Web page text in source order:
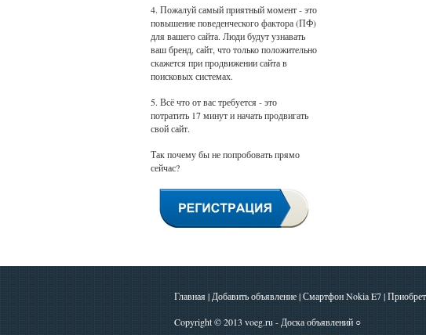
4. Пожалуй самый приятный момент - это
повышение поведенческого фактора (ПФ)
для вашего сайта. Люди будут узнавать
ваш бренд, сайт, что только положительно
скажется при продвижении сайта в
поисковых системах.
5. Всё что от вас требуется - это
потратить 17 минут и начать продвигать
свой сайт.
Так почему бы не попробовать прямо
сейчас?
Главная|Добавить объявление|Смартфон Nokia E7|
Copyright © 2013 voeg.ru - Доска объявлений ○